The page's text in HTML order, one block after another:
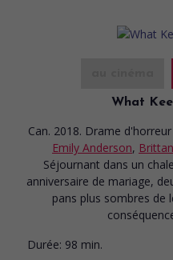
What
Can. 2018. Drame d'horreur
Emily Anderson,
Séjournant dans un
anniversaire de mariage,
pans plus sombres de
Durée: 98 min.